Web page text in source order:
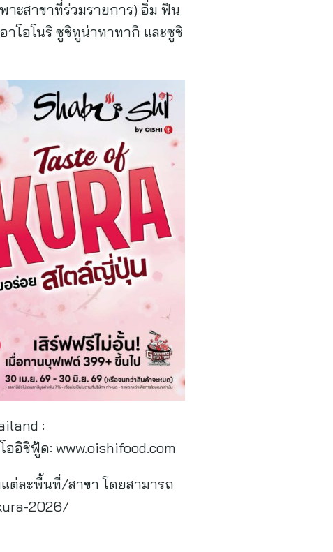
าะสาขาที่ร่วมรายการ) อิ่ม ฟิน
าโอโนริ ซูชิทูน่าทาทากิ และซูชิ
:
อิชิฟู้ด: www.oishifood.com
ต่ละพื้นที่/สาขา โดยสามารถ
2026/